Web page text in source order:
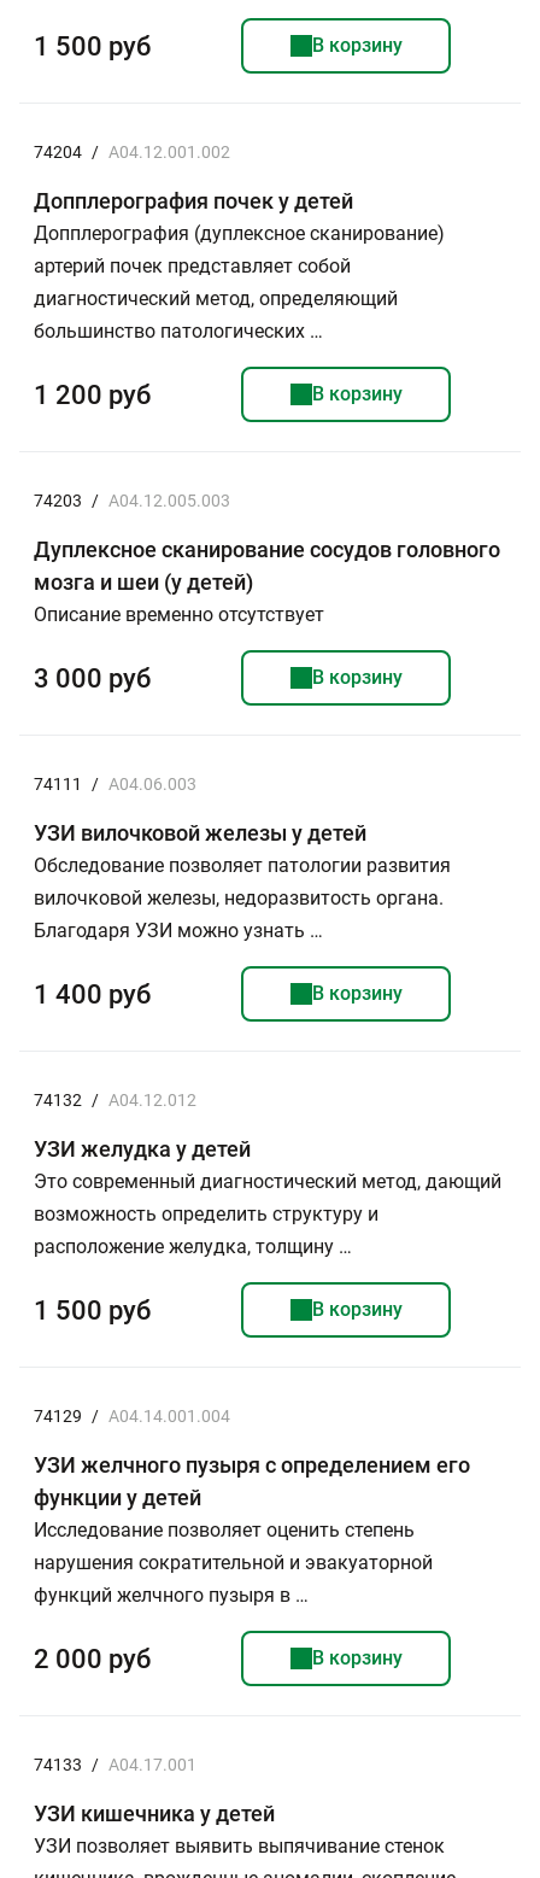
1 500 руб В корзину
74204 / A04.12.001.002
Допплерография почек у детей
Допплерография (дуплексное сканирование)
артерий почек представляет собой
диагностический метод, определяющий
большинство патологических …
1 200 руб В корзину
74203 / A04.12.005.003
Дуплексное сканирование сосудов головного
мозга и шеи (у детей)
Описание временно отсутствует
3 000 руб В корзину
74111 / A04.06.003
УЗИ вилочковой железы у детей
Обследование позволяет патологии развития
вилочковой железы, недоразвитость органа.
Благодаря УЗИ можно узнать …
1 400 руб В корзину
74132 / A04.12.012
УЗИ желудка у детей
Это современный диагностический метод, дающий
возможность определить структуру и
расположение желудка, толщину …
1 500 руб В корзину
74129 / A04.14.001.004
УЗИ желчного пузыря с определением его
функции у детей
Исследование позволяет оценить степень
нарушения сократительной и эвакуаторной
функций желчного пузыря в …
2 000 руб В корзину
74133 / A04.17.001
УЗИ кишечника у детей
УЗИ позволяет выявить выпячивание стенок